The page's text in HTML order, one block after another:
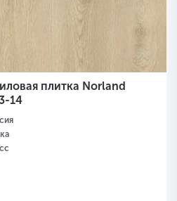
плитка Norland
14